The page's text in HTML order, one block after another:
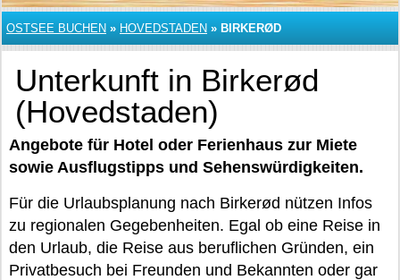
OSTSEE BUCHEN » HOVEDSTADEN » BIRKERØD
Unterkunft in Birkerød
(Hovedstaden)
Angebote für Hotel oder Ferienhaus zur Miete
sowie Ausflugstipps und Sehenswürdigkeiten.
Für die Urlaubsplanung nach Birkerød nützen Infos
zu regionalen Gegebenheiten. Egal ob eine Reise in
den Urlaub, die Reise aus beruflichen Gründen, ein
Privatbesuch bei Freunden und Bekannten oder gar